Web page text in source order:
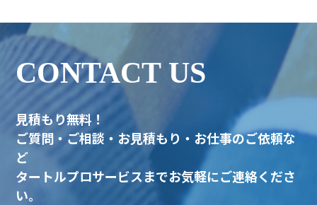
CONTACT US
見積もり無料！
ご質問・ご相談・お見積もり・お仕事のご依頼な
ど
タートルプロサービスまでお気軽にご連絡くださ
い。